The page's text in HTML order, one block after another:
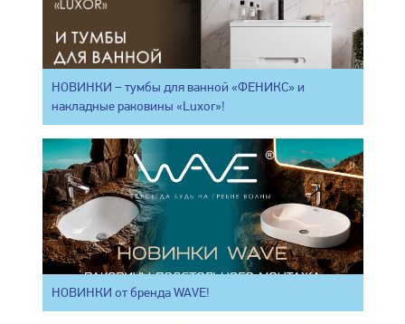
НОВИНКИ – тумбы для ванной «ФЕНИКС» и
накладные раковины «Luxor»!
НОВИНКИ от бренда WAVE!